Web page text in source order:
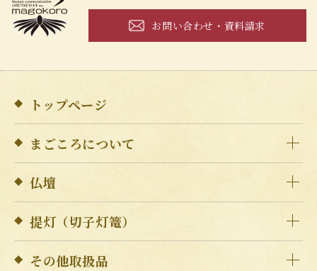
お問い合わせ・資料請求
トップページ
まごころについて
仏壇
提灯（切子灯篭）
その他取扱品